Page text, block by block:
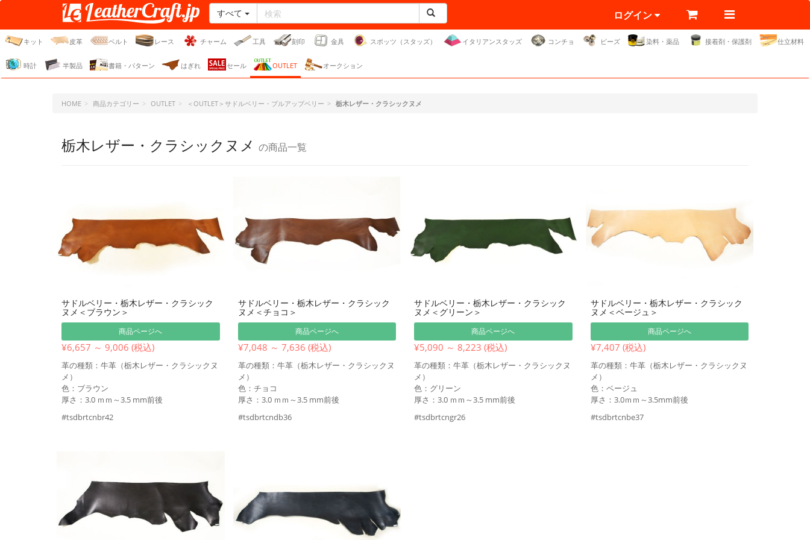
レザークラフト・ドット・
ジェーピー
すべて ログイン
キット 皮革 ベルト レース チャーム 工具 刻印 金具 スポッツ（スタッズ） イタリアンスタッズ コンチョ ビーズ 染料・薬品 接着剤・保護剤 仕立材料
時計 半製品 書籍・パターン はぎれ セール OUTLET オークション
HOME 商品カテゴリー OUTLET ＜OUTLET＞サドルベリー・プルアップベリー 栃木レザー・クラシックヌメ
栃木レザー・クラシックヌメ の商品一覧
サドルベリー・栃木レザー・クラシック
ヌメ＜ブラウン＞
商品ページへ
¥6,657 ～ 9,006 (税込)
革の種類：牛革（栃木レザー・クラシックヌ
メ）
色：ブラウン
厚さ：3.0 ｍｍ～3.5 mm前後
#tsdbrtcnbr42
サドルベリー・栃木レザー・クラシック
ヌメ＜チョコ＞
商品ページへ
¥7,048 ～ 7,636 (税込)
革の種類：牛革（栃木レザー・クラシックヌ
メ）
色：チョコ
厚さ：3.0 ｍｍ～3.5 mm前後
#tsdbrtcndb36
サドルベリー・栃木レザー・クラシック
ヌメ＜グリーン＞
商品ページへ
¥5,090 ～ 8,223 (税込)
革の種類：牛革（栃木レザー・クラシックヌ
メ）
色：グリーン
厚さ：3.0 ｍｍ～3.5 mm前後
#tsdbrtcngr26
サドルベリー・栃木レザー・クラシック
ヌメ＜ベージュ＞
商品ページへ
¥7,407 (税込)
革の種類：牛革（栃木レザー・クラシックヌ
メ）
色：ベージュ
厚さ：3.0ｍｍ～3.5mm前後
#tsdbrtcnbe37